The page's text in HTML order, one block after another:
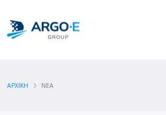
ΑΡΧΙΚΗ ΝΕΑ